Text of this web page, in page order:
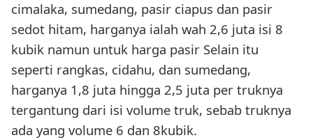
cimalaka, sumedang, pasir ciapus dan pasir
sedot hitam, harganya ialah wah 2,6 juta isi 8
kubik namun untuk harga pasir Selain itu
seperti rangkas, cidahu, dan sumedang,
harganya 1,8 juta hingga 2,5 juta per truknya
tergantung dari isi volume truk, sebab truknya
ada yang volume 6 dan 8kubik.